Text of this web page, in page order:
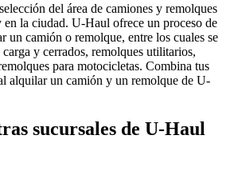
del área de camiones y remolques
en la ciudad. U-Haul ofrece un proceso de
un camión o remolque, entre los cuales se
y cerrados, remolques utilitarios,
para motocicletas. Combina tus
alquilar un camión y un remolque de U-
sucursales de U-Haul